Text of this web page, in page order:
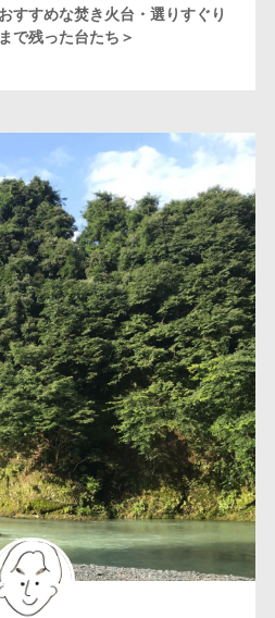
すすめな焚き火台・選りすぐり
で残った台たち＞